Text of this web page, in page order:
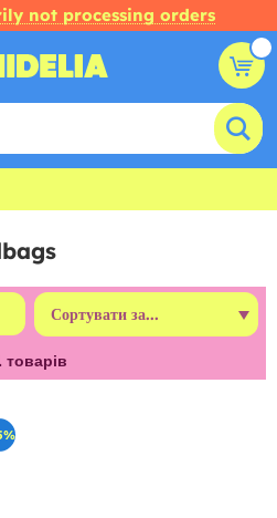
not processing orders
товарів